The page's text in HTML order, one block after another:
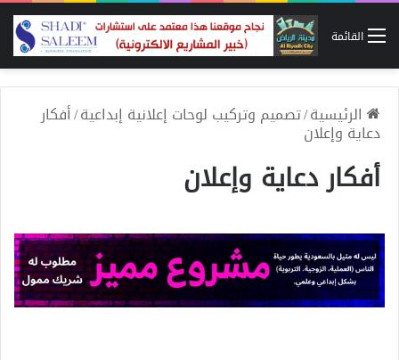
القائمة
الرئيسية/تصميم وتركيب لوحات إعلانية إبداعية/أفكار
دعاية وإعلان
أفكار دعاية وإعلان